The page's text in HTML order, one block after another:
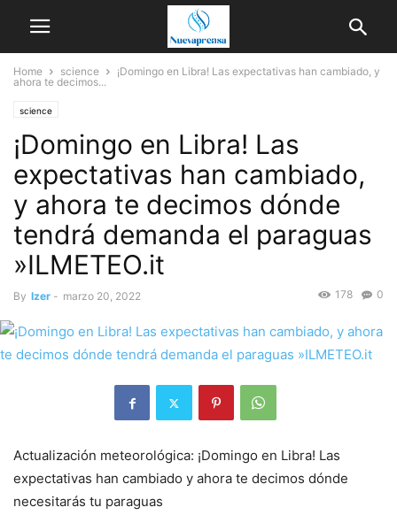
Home science
¡Domingo en Libra! Las expectativas han cambiado, y
ahora te decimos...
science
¡Domingo en Libra! Las
expectativas han cambiado,
y ahora te decimos dónde
tendrá demanda el paraguas
»ILMETEO.it
By Izer - marzo 20, 2022 0
178
Actualización meteorológica: ¡Domingo en Libra! Las
expectativas han cambiado y ahora te decimos dónde
necesitarás tu paraguas